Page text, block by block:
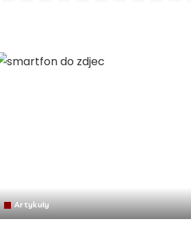
Artykuły